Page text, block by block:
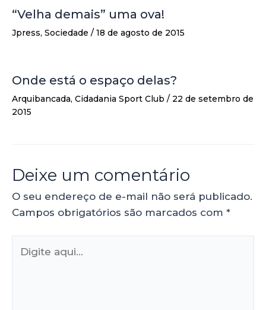
“Velha demais” uma ova!
Jpress, Sociedade / 18 de agosto de 2015
Onde está o espaço delas?
Arquibancada, Cidadania Sport Club / 22 de setembro de
2015
Deixe um comentário
O seu endereço de e-mail não será publicado.
Campos obrigatórios são marcados com *